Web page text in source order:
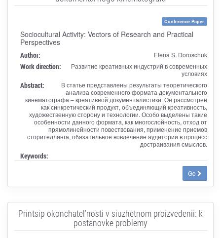
Conference Paper
Sociocultural Activity: Vectors of Research and Practical
Perspectives
Author: Elena S. Doroschuk
Work direction:
Развитие креативных индустрий в современных
условиях
Abstract:
В статье представлены результаты теоретического
анализа современного формата документального
кинематографа – креативной документалистики. Он рассмотрен
как синкретический продукт, объединяющий креативность,
художественную сторону и технологии. Особо выделены такие
особенности данного формата, как многослойность, отход от
прямолинейности повествования, применение приемов
сторителлинга, обязательное вовлечение аудитории в процесс
достраивания смыслов.
Keywords:
Go
Printsip okonchatel'nosti v siuzhetnom proizvedenii: k
postanovke problemy